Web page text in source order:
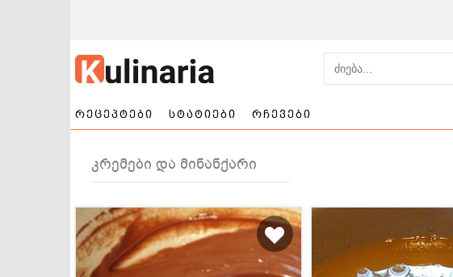
რეცეპტები
ნამცხვრები და
ტორტები
სალათები
ქართული
სამზარეულო
სტატიები რჩევები
კრემები და მინანქარი